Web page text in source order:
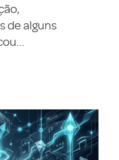
de alguns